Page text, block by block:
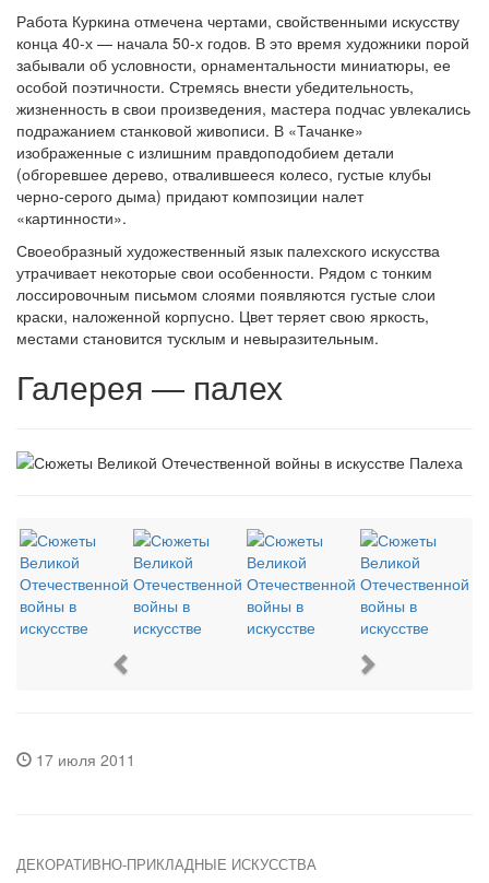
Работа Куркина отмечена чертами, свойственными искусству
конца 40-х — начала 50-х годов. В это время художники порой
забывали об условности, орнаментальности миниатюры, ее
особой поэтичности. Стремясь внести убедительность,
жизненность в свои произведения, мастера подчас увлекались
подражанием станковой живописи. В «Тачанке»
изображенные с излишним правдоподобием детали
(обгоревшее дерево, отвалившееся колесо, густые клубы
черно-серого дыма) придают композиции налет
«картинности».
Своеобразный художественный язык палехского искусства
утрачивает некоторые свои особенности. Рядом с тонким
лоссировочным письмом слоями появляются густые слои
краски, наложенной корпусно. Цвет теряет свою яркость,
местами становится тусклым и невыразительным.
Галерея — палех
17 июля 2011
ДЕКОРАТИВНО-ПРИКЛАДНЫЕ ИСКУССТВА